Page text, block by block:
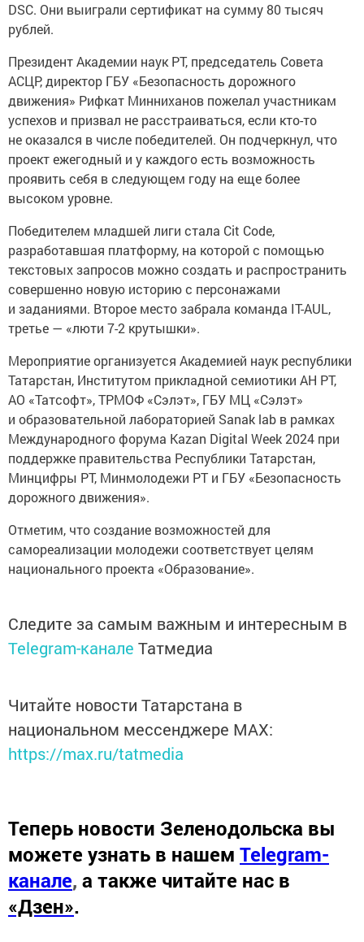
DSC. Они выиграли сертификат на сумму 80 тысяч
рублей.
Президент Академии наук РТ, председатель Совета
АСЦР, директор ГБУ «Безопасность дорожного
движения» Рифкат Минниханов пожелал участникам
успехов и призвал не расстраиваться, если кто-то
не оказался в числе победителей. Он подчеркнул, что
проект ежегодный и у каждого есть возможность
проявить себя в следующем году на еще более
высоком уровне.
Победителем младшей лиги стала Cit Code,
разработавшая платформу, на которой с помощью
текстовых запросов можно создать и распространить
совершенно новую историю с персонажами
и заданиями. Второе место забрала команда IT-AUL,
третье — «люти 7-2 крутышки».
Мероприятие организуется Академией наук республики
Татарстан, Институтом прикладной семиотики АН РТ,
АО «Татсофт», ТРМОФ «Сэлэт», ГБУ МЦ «Сэлэт»
и образовательной лабораторией Sanak lab в рамках
Международного форума Kazan Digital Week 2024 при
поддержке правительства Республики Татарстан,
Минцифры РТ, Минмолодежи РТ и ГБУ «Безопасность
дорожного движения».
Отметим, что создание возможностей для
самореализации молодежи соответствует целям
национального проекта «Образование».
Следите за самым важным и интересным в
Telegram-канале Татмедиа
Читайте новости Татарстана в
национальном мессенджере MАХ:
https://max.ru/tatmedia
Теперь новости Зеленодольска вы
можете узнать в нашем Telegram-
канале, а также читайте нас в
«Дзен».